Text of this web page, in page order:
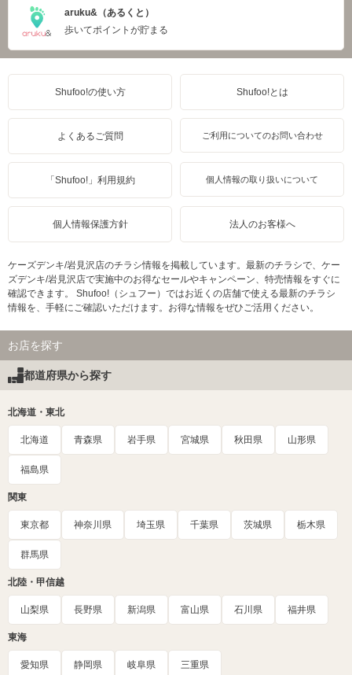
aruku&（あるくと）
歩いてポイントが貯まる
Shufoo!の使い方 Shufoo!とは
よくあるご質問 ご利用についてのお問い合わせ
「Shufoo!」利用規約 個人情報の取り扱いについて
個人情報保護方針 法人のお客様へ
ケーズデンキ/岩見沢店のチラシ情報を掲載しています。最新のチラシで、ケー
ズデンキ/岩見沢店で実施中のお得なセールやキャンペーン、特売情報をすぐに
確認できます。 Shufoo!（シュフー）ではお近くの店舗で使える最新のチラシ
情報を、手軽にご確認いただけます。お得な情報をぜひご活用ください。
お店を探す
都道府県から探す
北海道・東北
北海道 青森県 岩手県 宮城県 秋田県 山形県
福島県
関東
東京都 神奈川県 埼玉県 千葉県 茨城県 栃木県
群馬県
北陸・甲信越
山梨県 長野県 新潟県 富山県 石川県 福井県
東海
愛知県 静岡県 岐阜県 三重県